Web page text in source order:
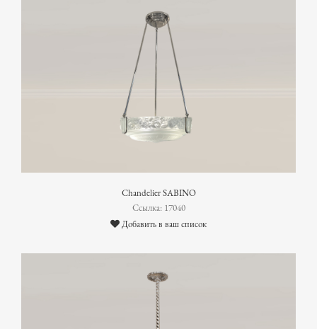
Chandelier SABINO
Ссылка: 17040
Добавить в ваш список